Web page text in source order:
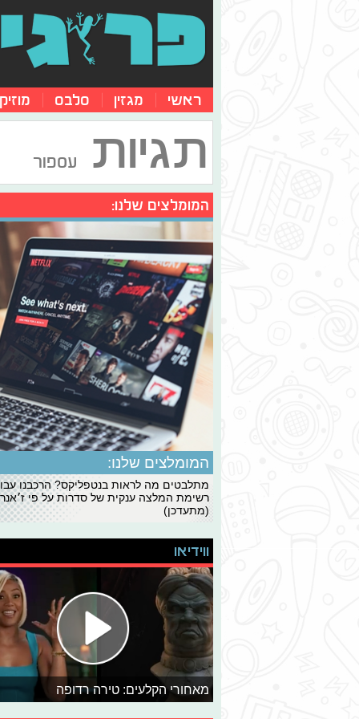
ראשי מגזין סלבס
תגיות עספור
המומלצים שלנו:
המומלצים שלנו:
מתלבטים מה לראות בנטפליקס? הרכבנו
רשימת המלצה ענקית של סדרות על פי
(מתעדכן)
ווידיאו
מאחורי הקלעים: טירה רדופה